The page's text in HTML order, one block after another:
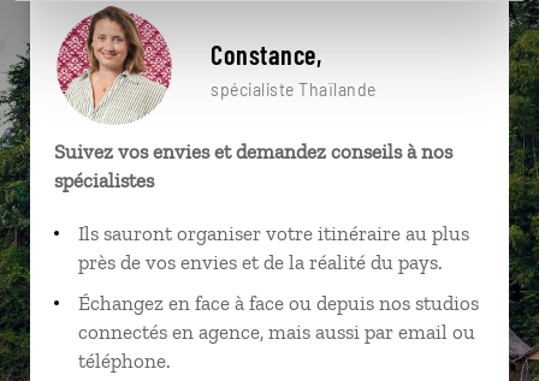
Constance,
spécialiste Thaïlande
Suivez vos envies et demandez conseils à nos
spécialistes
Ils sauront organiser votre itinéraire au plus
près de vos envies et de la réalité du pays.
Échangez en face à face ou depuis nos studios
connectés en agence, mais aussi par email ou
téléphone.